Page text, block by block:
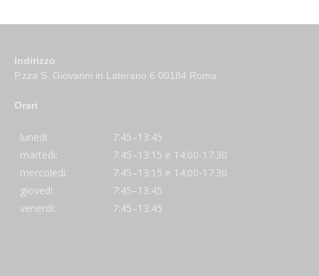
Indirizzo
P.zza S. Giovanni in Laterano 6 00184 Roma
Orari
lunedi:
7:45–13:45
martedi:
7:45–13:15 e 14:00-17:30
mercoledi:
7:45–13:15 e 14:00-17:30
giovedi:
7:45–13:45
venerdi:
7:45–13:45